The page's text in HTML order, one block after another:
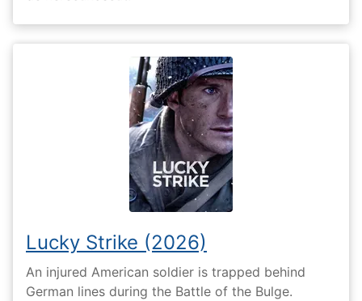
Lucky Strike (2026)
An injured American soldier is trapped behind
German lines during the Battle of the Bulge.